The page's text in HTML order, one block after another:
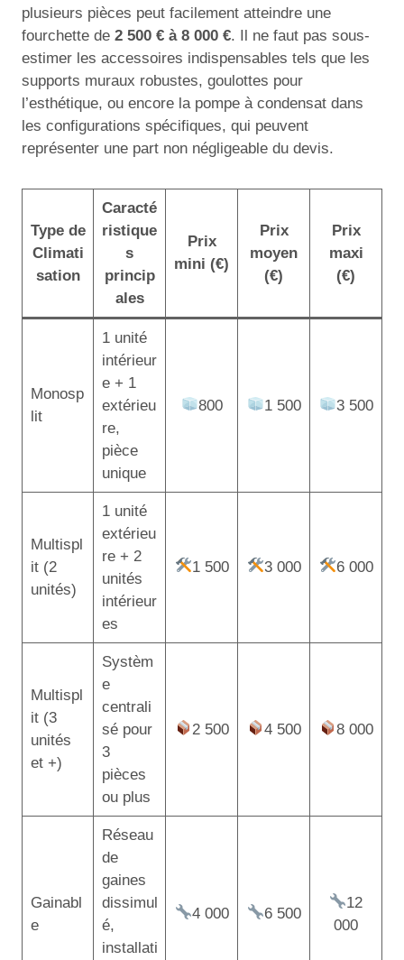
plusieurs pièces peut facilement atteindre une
fourchette de 2 500 € à 8 000 €. Il ne faut pas sous-
estimer les accessoires indispensables tels que les
supports muraux robustes, goulottes pour
l’esthétique, ou encore la pompe à condensat dans
les configurations spécifiques, qui peuvent
représenter une part non négligeable du devis.
Type de
Climati
sation
Caracté
ristique
s
princip
ales
Prix
mini (€)
Prix
moyen
(€)
Prix
maxi
(€)
Monosp
lit
1 unité
intérieur
e + 1
extérieu
re,
pièce
unique
800 1 500 3 500
Multispl
it (2
unités)
1 unité
extérieu
re + 2
unités
intérieur
es
1 500 3 000 6 000
Multispl
it (3
unités
et +)
Systèm
e
centrali
sé pour
3
pièces
ou plus
2 500 4 500 8 000
Gainabl
e
Réseau
de
gaines
dissimul
é,
installati
4 000 6 500
12
000